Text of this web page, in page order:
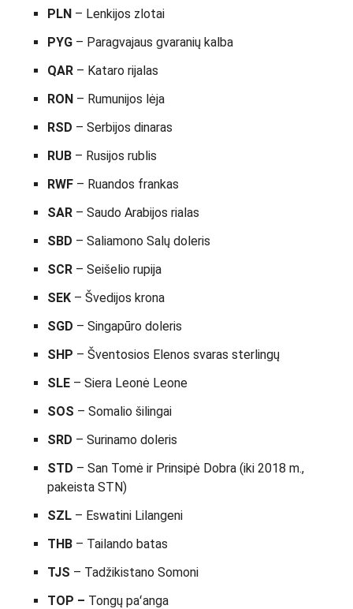
PLN – Lenkijos zlotai
PYG – Paragvajaus gvaranių kalba
QAR – Kataro rijalas
RON – Rumunijos lėja
RSD – Serbijos dinaras
RUB – Rusijos rublis
RWF – Ruandos frankas
SAR – Saudo Arabijos rialas
SBD – Saliamono Salų doleris
SCR – Seišelio rupija
SEK – Švedijos krona
SGD – Singapūro doleris
SHP – Šventosios Elenos svaras sterlingų
SLE – Siera Leonė Leone
SOS – Somalio šilingai
SRD – Surinamo doleris
STD – San Tomė ir Prinsipė Dobra (iki 2018 m.,
pakeista STN)
SZL – Eswatini Lilangeni
THB – Tailando batas
TJS – Tadžikistano Somoni
TOP – Tongų paʻanga